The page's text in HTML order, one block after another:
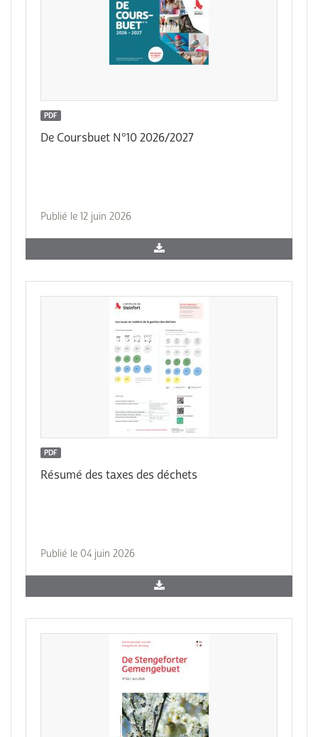
PDF
De Coursbuet N°10 2026/2027
Publié le 12 juin 2026
PDF
Résumé des taxes des déchets
Publié le 04 juin 2026